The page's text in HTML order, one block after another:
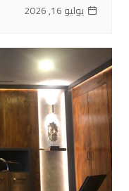
يوليو 16, 2026